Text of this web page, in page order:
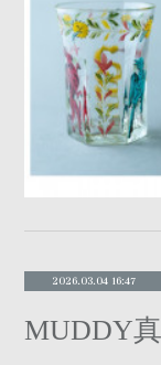
2026.03.04 16:47
MUDDY